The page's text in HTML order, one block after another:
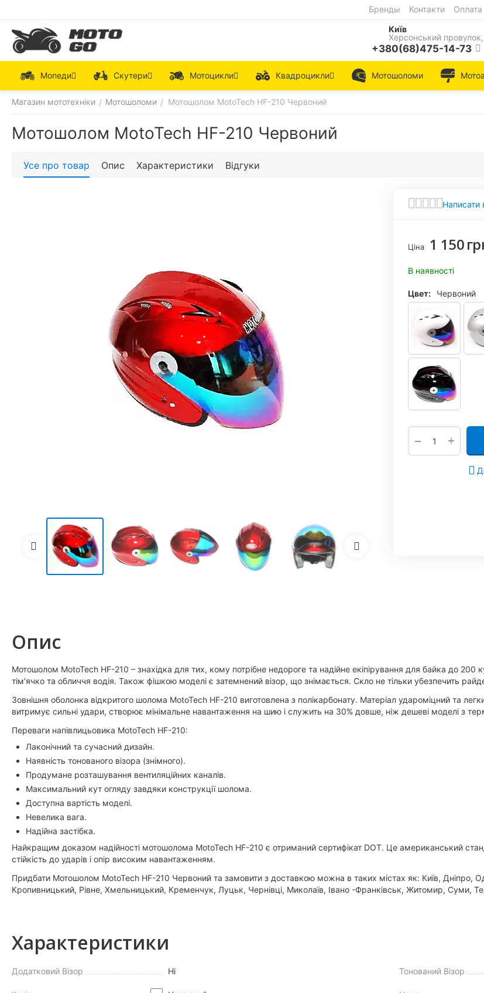
Бренды Контакти Оплата
Київ
Херсонський
+380(68)475-14-73
Мопеди Скутери Мотоцикли Квадроцикли Мотошоломи
Магазин мототехніки / Мотошоломи / Мотошолом MotoTech HF-210 Червоний
Мотошолом MotoTech HF-210 Червоний
Усе про товар Опис Характеристики Відгуки
Написати
Ціна 1 150
В наявності
Цвет: Червоний
+
−
Опис
Мотошолом MotoTech HF-210 – знахідка для тих, кому потрібне недороге та надійне екіпірування для байка до
тім'ячко та обличчя водія. Також фішкою моделі є затемнений візор, що знімається. Скло не тільки убезпечить
Зовнішня оболонка відкритого шолома MotoTech HF-210 виготовлена з полікарбонату. Матеріал удароміцний та
витримує сильні удари, створює мінімальне навантаження на шию і служить на 30% довше, ніж дешеві моделі з
Переваги напівлицьовика MotoTech HF-210:
Лаконічний та сучасний дизайн.
Наявність тонованого візора (знімного).
Продумане розташування вентиляційних каналів.
Максимальний кут огляду завдяки конструкції шолома.
Доступна вартість моделі.
Невелика вага.
Надійна застібка.
Найкращим доказом надійності мотошолома MotoTech HF-210 є отриманий сертифікат DOT. Це американський
стійкість до ударів і опір високим навантаженням.
Придбати Мотошолом MotoTech HF-210 Червоний та замовити з доставкою можна в таких містах як: Київ, Дніпро,
Кропивницький, Рівне, Хмельницький, Кременчук, Луцьк, Чернівці, Миколаїв, Івано -Франківськ, Житомир, Суми,
Характеристики
Додатковий Візор Нi Тонований Візор